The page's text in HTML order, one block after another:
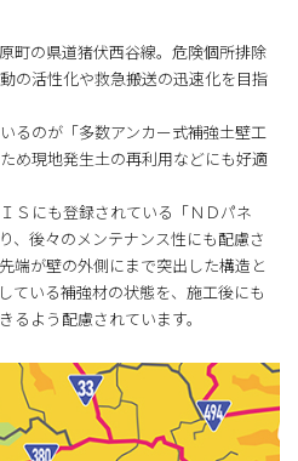
町の県道猪伏西谷線。危険個所排除
の活性化や救急搬送の迅速化を目指
るのが「多数アンカー式補強土壁工
め現地発生土の再利用などにも好適
Ｓにも登録されている「ＮＤパネ
、後々のメンテナンス性にも配慮さ
端が壁の外側にまで突出した構造と
ている補強材の状態を、施工後にも
るよう配慮されています。